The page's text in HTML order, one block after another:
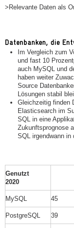
>Relevante Daten als
Datenbanken, die
Im Vergleich zum
und fast 10
auch MySQL und
haben weiter
Source
Lösungen stabil
Gleichzeitig finden
Elasticsearch im
SQL in eine
Zukunftsprognose
SQL irgendwann in
Genutzt
2020
MySQL 45
PostgreSQL 39